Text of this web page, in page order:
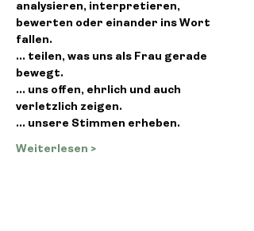
analysieren, interpretieren,
bewerten oder einander ins Wort
fallen.
... teilen, was uns als Frau gerade
bewegt.
... uns offen, ehrlich und auch
verletzlich zeigen.
... unsere Stimmen erheben.
Weiterlesen >